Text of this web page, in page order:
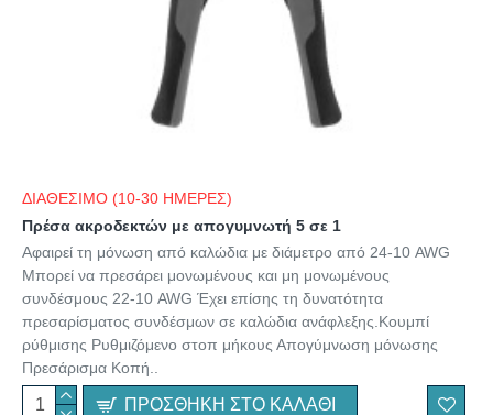
ΔΙΑΘΕΣΙΜΟ (10-30 ΗΜΕΡΕΣ)
Πρέσα ακροδεκτών με απογυμνωτή 5 σε 1
Αφαιρεί τη μόνωση από καλώδια με διάμετρο από 24-10 AWG
Μπορεί να πρεσάρει μονωμένους και μη μονωμένους
συνδέσμους 22-10 AWG Έχει επίσης τη δυνατότητα
πρεσαρίσματος συνδέσμων σε καλώδια ανάφλεξης.Κουμπί
ρύθμισης Ρυθμιζόμενο στοπ μήκους Απογύμνωση μόνωσης
Πρεσάρισμα Κοπή..
ΠΡΟΣΘΉΚΗ ΣΤΟ ΚΑΛΆΘΙ